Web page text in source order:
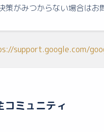
策がみつからない場合はお
support.google.com/
コミュニティ